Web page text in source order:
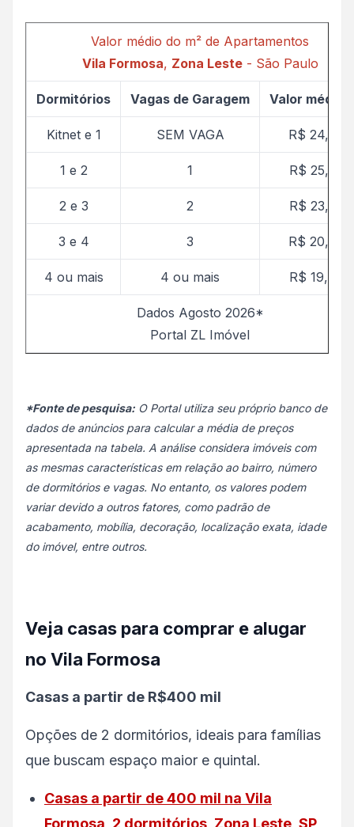
Valor médio do m² de Apartamentos
Vila Formosa, Zona Leste- São Paulo
Dormitórios Vagas de Garagem Valor médio
Kitnet e 1 SEM VAGA R$ 24,87
1 e 2 1 R$ 25,38
2 e 3 2 R$ 23,82
3 e 4 3 R$ 20,90
4 ou mais 4 ou mais R$ 19,86
Dados Agosto 2026*
Portal ZL Imóvel
*Fonte de pesquisa: O Portal utiliza seu próprio banco de
dados de anúncios para calcular a média de preços
apresentada na tabela. A análise considera imóveis com
as mesmas características em relação ao bairro, número
de dormitórios e vagas. No entanto, os valores podem
variar devido a outros fatores, como padrão de
acabamento, mobília, decoração, localização exata, idade
do imóvel, entre outros.
Veja casas para comprar e alugar
no Vila Formosa
Casas a partir de R$400 mil
Opções de 2 dormitórios, ideais para famílias
que buscam espaço maior e quintal.
Casas a partir de 400 mil na Vila
Formosa, 2 dormitórios, Zona Leste, SP